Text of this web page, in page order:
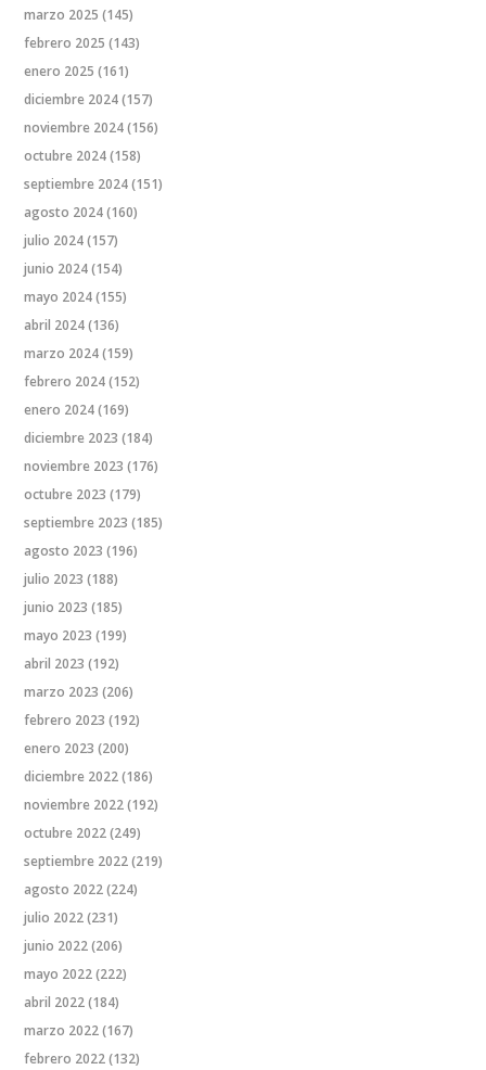
marzo 2025 (145)
febrero 2025 (143)
enero 2025 (161)
diciembre 2024(157)
noviembre 2024(156)
octubre 2024(158)
septiembre 2024(151)
agosto 2024(160)
julio 2024(157)
junio 2024(154)
mayo 2024(155)
abril 2024(136)
marzo 2024(159)
febrero 2024(152)
enero 2024(169)
diciembre 2023 (184)
noviembre 2023 (176)
octubre 2023 (179)
septiembre 2023 (185)
agosto 2023 (196)
julio 2023 (188)
junio 2023 (185)
mayo 2023 (199)
abril 2023 (192)
marzo 2023 (206)
febrero 2023 (192)
enero 2023 (200)
diciembre 2022(186)
noviembre 2022(192)
octubre 2022(249)
septiembre 2022(219)
agosto 2022(224)
julio 2022(231)
junio 2022(206)
mayo 2022(222)
abril 2022(184)
marzo 2022(167)
febrero 2022(132)